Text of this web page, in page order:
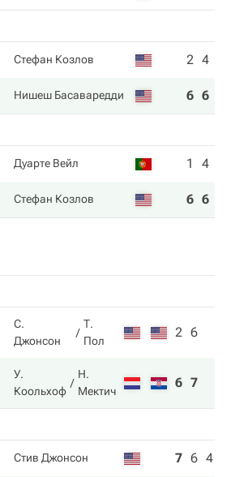
Стефан Козлов 2 4
Нишеш Басаваредди 6 6
Дуарте Вейл 1 4
Стефан Козлов 6 6
С.
Джонсон
Т.
Пол
2 6
У.
Коольхоф
Н.
Мектич
6 7
Стив Джонсон 7 6 4